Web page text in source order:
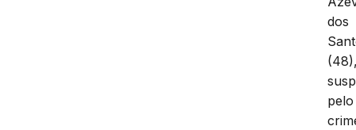
dos
pelo